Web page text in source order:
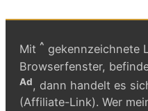
Mit ^ gekennzeichnete
Browserfenster,
Ad, dann handelt es
(Affiliate-Link). Wer